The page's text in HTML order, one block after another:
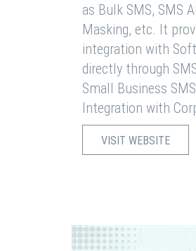
as Bulk SMS, SMS
Masking, etc. It
integration with
directly through
Small Business
Integration with
VISIT WEBSITE